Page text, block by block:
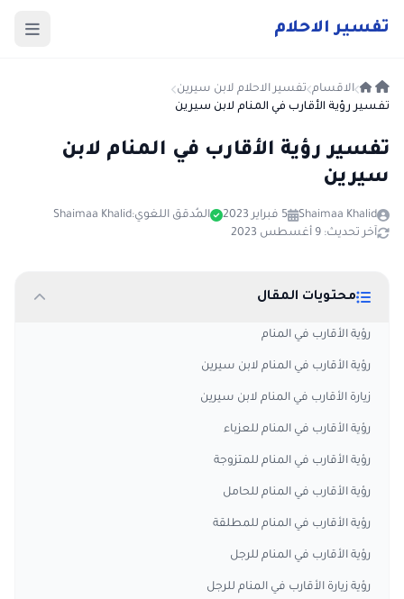
تفسير الاحلام
الاقسام تفسير الاحلام لابن سيرين
تفسير رؤية الأقارب في المنام لابن سيرين
تفسير رؤية الأقارب في المنام لابن
سيرين
Shaimaa Khalid 5 فبراير 2023 المُدقق اللغوي:Shaimaa Khalid
آخر تحديث: 9 أغسطس 2023
محتويات المقال
رؤية الأقارب في المنام
رؤية الأقارب في المنام لابن سيرين
زيارة الأقارب في المنام لابن سيرين
رؤية الأقارب في المنام للعزباء
رؤية الأقارب في المنام للمتزوجة
رؤية الأقارب في المنام للحامل
رؤية الأقارب في المنام للمطلقة
رؤية الأقارب في المنام للرجل
رؤية زيارة الأقارب في المنام للرجل